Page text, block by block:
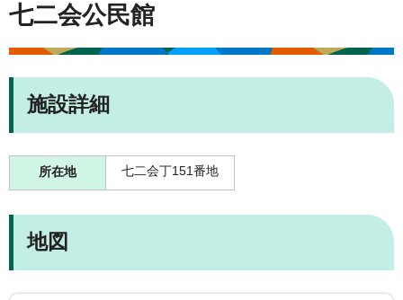
七二会公民館
施設詳細
所在地 七二会丁151番地
地図